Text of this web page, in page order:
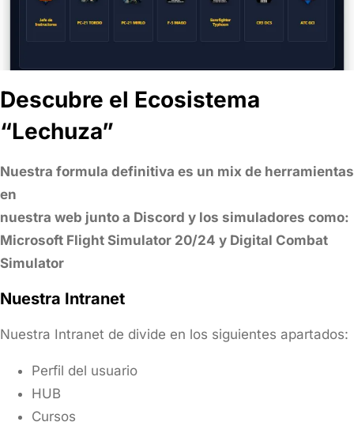
Descubre el Ecosistema
“Lechuza”
Nuestra formula definitiva es un mix de herramientas
en
nuestra web junto a Discord y los simuladores como:
Microsoft Flight Simulator 20/24 y Digital Combat
Simulator
Nuestra Intranet
Nuestra Intranet de divide en los siguientes apartados:
Perfil del usuario
HUB
Cursos